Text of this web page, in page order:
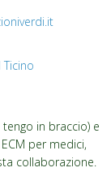
in braccio) e
per medici,
collaborazione.